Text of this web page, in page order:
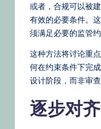
或者，合规可以被
有效的必要条件。
须满足必要的监管约
这种方法将讨论重
何在约束条件下完
设计阶段，而非审查
逐步对